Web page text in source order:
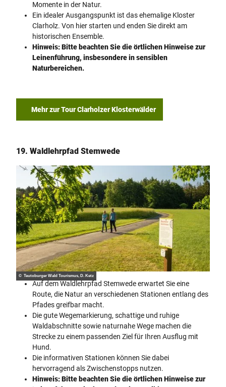
Momente in der Natur.
Ein idealer Ausgangspunkt ist das ehemalige Kloster
Clarholz. Von hier starten und enden Sie direkt am
historischen Ensemble.
Hinweis: Bitte beachten Sie die örtlichen Hinweise zur
Leinenführung, insbesondere in sensiblen
Naturbereichen.
Mehr zur Tour Clarholzer Klosterwälder
19. Waldlehrpfad Stemwede
© Teutoburger Wald Tourismus, D. Ketz
Auf dem Waldlehrpfad Stemwede erwartet Sie eine
Route, die Natur an verschiedenen Stationen entlang des
Pfades greifbar macht.
Die gute Wegemarkierung, schattige und ruhige
Waldabschnitte sowie naturnahe Wege machen die
Strecke zu einem passenden Ziel für Ihren Ausflug mit
Hund.
Die informativen Stationen können Sie dabei
hervorragend als Zwischenstopps nutzen.
Hinweis: Bitte beachten Sie die örtlichen Hinweise zur